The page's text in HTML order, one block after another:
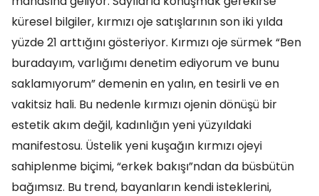
küresel bilgiler, kırmızı oje satışlarının son iki yılda
yüzde 21 arttığını gösteriyor. Kırmızı oje sürmek “Ben
buradayım, varlığımı denetim ediyorum ve bunu
saklamıyorum” demenin en yalın, en tesirli ve en
vakitsiz hali. Bu nedenle kırmızı ojenin dönüşü bir
estetik akım değil, kadınlığın yeni yüzyıldaki
manifestosu. Üstelik yeni kuşağın kırmızı ojeyi
sahiplenme biçimi, “erkek bakışı”ndan da büsbütün
bağımsız. Bu trend, bayanların kendi isteklerini,